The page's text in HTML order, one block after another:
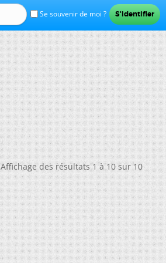
Se souvenir de moi ?
Affichage des résultats 1 à 10 sur 10